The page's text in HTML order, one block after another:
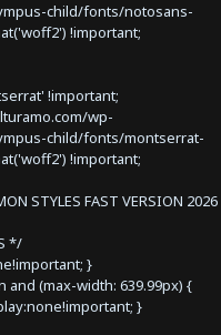
child/fonts/notosans-
!important;
!important;
wp-
child/fonts/montserrat-
!important;
STYLES FAST VERSION
*/
}
and (max-width: 639.99px) {
}